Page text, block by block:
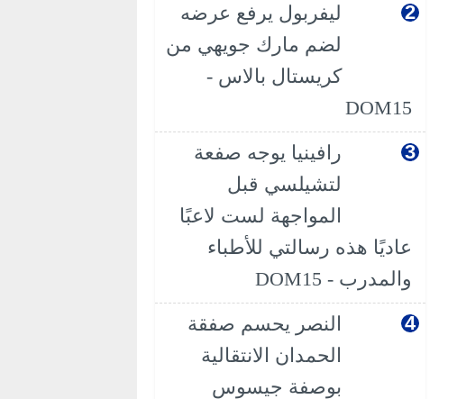
ليفربول يرفع عرضه
لضم مارك جويهي من
كريستال بالاس -
DOM15
رافينيا يوجه صفعة
لتشيلسي قبل
المواجهة لست لاعبًا
عاديًا هذه رسالتي للأطباء
والمدرب - DOM15
النصر يحسم صفقة
الحمدان الانتقالية
بوصفة جيسوس